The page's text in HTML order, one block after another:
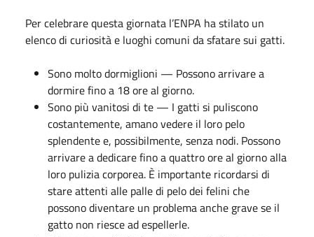
Per celebrare questa giornata l’ENPA ha stilato un
elenco di curiosità e luoghi comuni da sfatare sui gatti.
Sono molto dormiglioni — Possono arrivare a
dormire fino a 18 ore al giorno.
Sono più vanitosi di te — I gatti si puliscono
costantemente, amano vedere il loro pelo
splendente e, possibilmente, senza nodi. Possono
arrivare a dedicare fino a quattro ore al giorno alla
loro pulizia corporea. È importante ricordarsi di
stare attenti alle palle di pelo dei felini che
possono diventare un problema anche grave se il
gatto non riesce ad espellerle.